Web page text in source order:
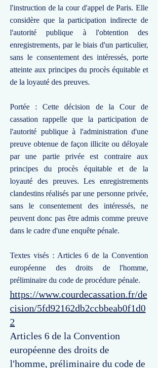
l'instruction de la cour d'appel de Paris. Elle
considère que la participation indirecte de
l'autorité publique à l'obtention des
enregistrements, par le biais d'un particulier,
sans le consentement des intéressés, porte
atteinte aux principes du procès équitable et
de la loyauté des preuves.
Portée : Cette décision de la Cour de
cassation rappelle que la participation de
l'autorité publique à l'administration d'une
preuve obtenue de façon illicite ou déloyale
par une partie privée est contraire aux
principes du procès équitable et de la
loyauté des preuves. Les enregistrements
clandestins réalisés par une personne privée,
sans le consentement des intéressés, ne
peuvent donc pas être admis comme preuve
dans le cadre d'une enquête pénale.
Textes visés : Articles 6 de la Convention
européenne des droits de l'homme,
préliminaire du code de procédure pénale.
https://www.courdecassation.fr/de
cision/5fd92162db2ccbbeab0f1d0
2
Articles 6 de la Convention
européenne des droits de
l'homme, préliminaire du code de